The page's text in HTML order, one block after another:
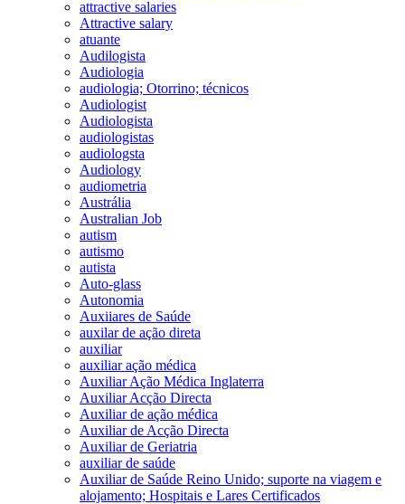
attractive salaries
Attractive salary
atuante
Audilogista
Audiologia
audiologia; Otorrino; técnicos
Audiologist
Audiologista
audiologistas
audiologsta
Audiology
audiometria
Austrália
Australian Job
autism
autismo
autista
Auto-glass
Autonomia
Auxiiares de Saúde
auxilar de ação direta
auxiliar
auxiliar ação médica
Auxiliar Ação Médica Inglaterra
Auxiliar Acção Directa
Auxiliar de ação médica
Auxiliar de Acção Directa
Auxiliar de Geriatria
auxiliar de saúde
Auxiliar de Saúde Reino Unido; suporte na viagem e
alojamento; Hospitais e Lares Certificados